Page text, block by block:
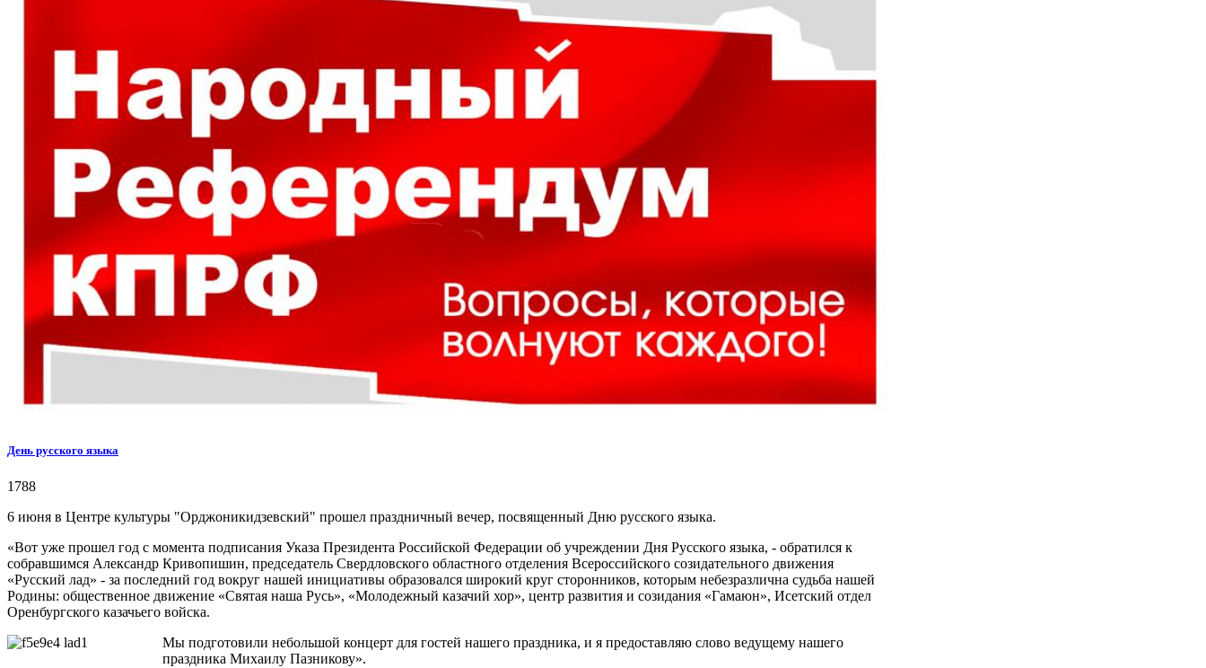
День русского языка
1788
6 июня в Центре культуры "Орджоникидзевский" прошел праздничный вечер, посвященный Дню русского языка.
«Вот уже прошел год с момента подписания Указа Президента Российской Федерации об учреждении Дня Русского языка, - обратился к
собравшимся Александр Кривопишин, председатель Свердловского областного отделения Всероссийского созидательного движения
«Русский лад» - за последний год вокруг нашей инициативы образовался широкий круг сторонников, которым небезразлична судьба нашей
Родины: общественное движение «Святая наша Русь», «Молодежный казачий хор», центр развития и созидания «Гамаюн», Исетский отдел
Оренбургского казачьего войска.
Мы подготовили небольшой концерт для гостей нашего праздника, и я предоставляю слово ведущему нашего
праздника Михаилу Пазникову».